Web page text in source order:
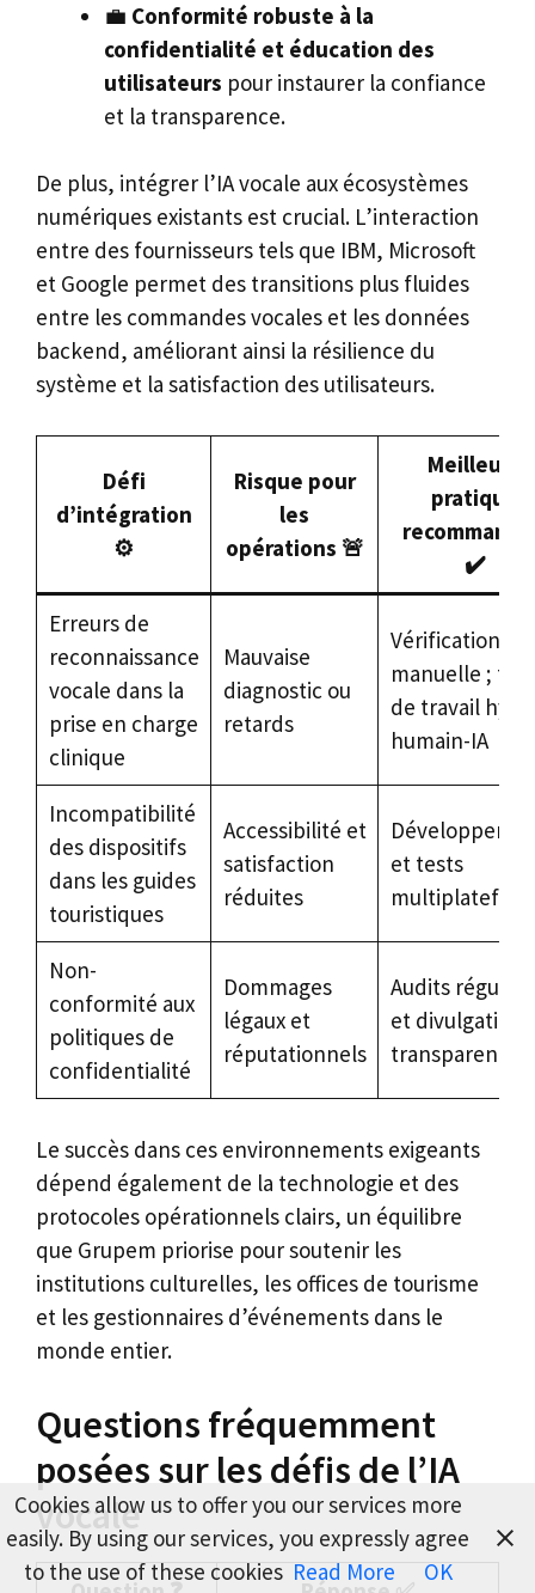
💼 Conformité robuste à la
confidentialité et éducation des
utilisateurs pour instaurer la confiance
et la transparence.
De plus, intégrer l’IA vocale aux écosystèmes
numériques existants est crucial. L’interaction
entre des fournisseurs tels que IBM, Microsoft
et Google permet des transitions plus fluides
entre les commandes vocales et les données
backend, améliorant ainsi la résilience du
système et la satisfaction des utilisateurs.
Défi
d’intégration
⚙️
Risque pour
les
opérations 🚨
Meilleure
pratique
✔️
Erreurs de
reconnaissance
vocale dans la
prise en charge
clinique
Mauvaise
diagnostic ou
retards
Vérification
manuelle ; flux
de travail
humain-IA
Incompatibilité
des dispositifs
dans les guides
touristiques
Accessibilité et
satisfaction
réduites
et tests
Non-
conformité aux
politiques de
confidentialité
Dommages
légaux et
réputationnels
Audits
et divulgations
transparentes
Le succès dans ces environnements exigeants
dépend également de la technologie et des
protocoles opérationnels clairs, un équilibre
que Grupem priorise pour soutenir les
institutions culturelles, les offices de tourisme
et les gestionnaires d’événements dans le
monde entier.
Questions fréquemment
posées sur les défis de l’IA
vocale
Cookies allow us to offer you our services more
easily. By using our services, you expressly agree
to the use of these cookies Read More OK